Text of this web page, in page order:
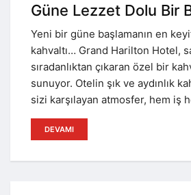
Güne Lezzet Dolu Bir
Yeni bir güne başlamanın en
kahvaltı… Grand Harilton Hotel,
sıradanlıktan çıkaran özel bir
sunuyor. Otelin şık ve aydınlık
sizi karşılayan atmosfer, hem iş
DEVAMI